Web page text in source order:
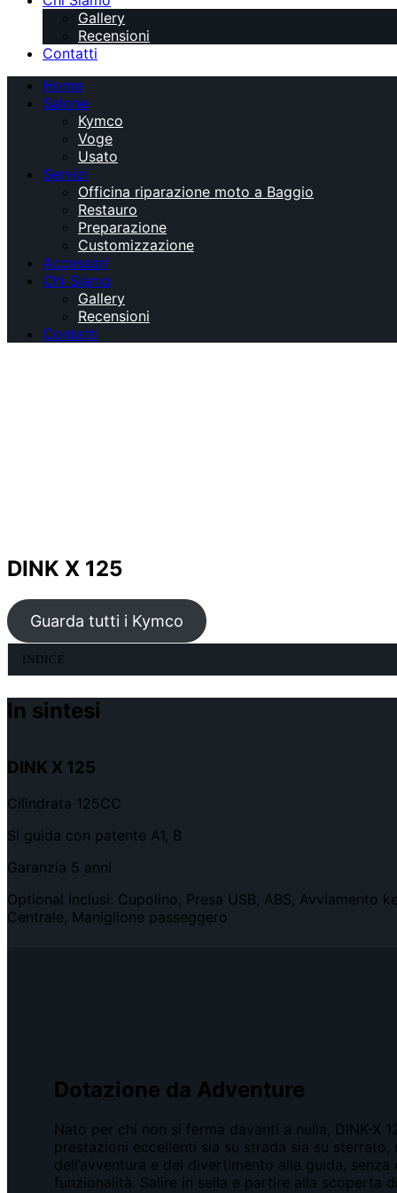
Gallery
Recensioni
Contatti
Home
Salone
Kymco
Voge
Usato
Servizi
Officina riparazione moto a Baggio
Restauro
Preparazione
Customizzazione
Accessori
Chi Siamo
Gallery
Recensioni
Contatti
DINK X 125
Guarda tutti i Kymco
INDICE
In sintesi
DINK X 125
Cilindrata 125CC
Si guida con patente A1, B
Garanzia 5 anni
Optional inclusi: Cupolino, Presa USB, ABS, Avviamento
Centrale, Maniglione passeggero
Dotazione da Adventure
Nato per chi non si ferma davanti a nulla, DINK-X
prestazioni eccellenti sia su strada sia su sterrato,
dell’avventura e del divertimento alla guida, senza
funzionalità. Salire in sella e partire alla scoperta